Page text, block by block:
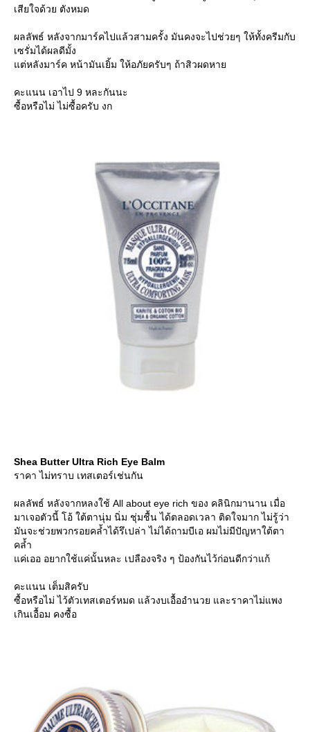
เสียใจด้วย ตังหมด
ผลลัพธ์ หลังจากมาร์คไปแล้วสามครั้ง มันคงจะไปช่วยๆ ให้ทั้งครีมกับ
เซรั่มได้ผลดีมั้ง
แต่หลังมาร์ค หน้ามันเยิ้ม ให้อภัยครับๆ ถ้าสิวผดหาย
คะแนน เอาไป 9 หละกันนะ
ซื้อหรือไม่ ไม่ซื้อครับ งก
Shea Butter Ultra Rich Eye Balm
ราคา ไม่ทราบ เทสเตอร์เช่นกัน
ผลลัพธ์ หลังจากหลงใช้ All about eye rich ของ คลินิกมานาน เมื่อ
มาเจอตัวนี้ โอ้ ใต้ตานุ่ม นิ่ม ชุ่มชื้น ได้ตลอดเวลา ติดใจมาก ไม่รู้ว่า
มันจะช่วยพวกรอยคล้ำได้รึเปล่า ไม่ได้ถามบีเอ ผมไม่มีปัญหาใต้ตา
คล้ำ
แค่เออ อยากใช้แค่นั้นหละ เปลืองจริง ๆ ป้องกันไว้ก่อนดีกว่าแก้
คะแนน เต็มสิครับ
ซื้อหรือไม่ ไว้ตัวเทสเตอร์หมด แล้วงบเอื้ออำนวย และราคาไม่แพง
เกินเอื้อม คงซื้อ